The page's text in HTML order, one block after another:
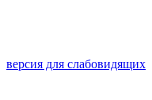
версия для слабовидящих